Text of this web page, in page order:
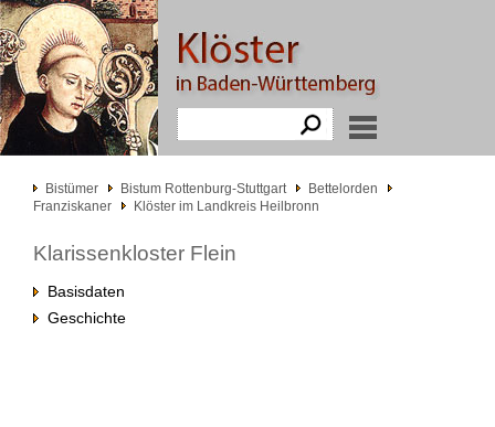
Bistümer Bistum Rottenburg-Stuttgart
Bettelorden
Franziskaner
Klöster im Landkreis Heilbronn
Klarissenkloster Flein
Basisdaten
Geschichte